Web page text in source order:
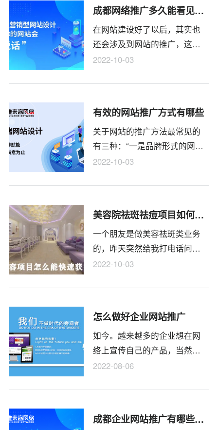
致搜索引擎收录的信息都是一
些违法的信息。试想一下，如
果这个时候哟客户在网上搜索
看见了怎么办？给客户的第一
果可能导致后面的合作化为乌
的。
成都网络推广多久能看见效果
在网站建设好了以后，其实也
还会涉及到网站的推广，这个
方面的问题，如果没有做好推
有多少人知道网站的存在也不
发展，所以还是应该要让自己
能够去了解到这个方面的问
题，必须要确保能够获得一个
比较好的推广才行。那么成都
的效果，下面就来给大家分析
一下，希望能够让大家了解。
2022-10-03
有效的网站推广方式有哪些
关于网站的推广方法最常见的
有三种：“一是品牌形式的网站
推广方式，二是在百度上面做
擎排名推广。三是利用多渠
也被称之为站群形式的网站推
广。”除了上述以外的三点，还
有另外的方式，不过很冷门且
难度较大也就不说明了。下面
网站推广方法到底是怎样的。
2022-10-03
美容院祛斑祛痘项目如何快速获客？
一个朋友是做美容祛斑类业务
的，昨天突然给我打电话问我
他们这些业务如何快速获客？
今天就整理了一篇文章，来简
友能受用。
2022-10-03
怎么做好企业网站推广
如今。越来越多的企业想在网
络上宣传自己的产品，当然，
想在网络上宣传自己，必须要
一起都会选择做网站或者微信
建网站来宣传自己的产品？在
2022-08-06
成都企业网站推广有哪些途径？